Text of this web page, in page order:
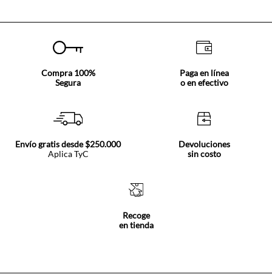
Compra 100%
Segura
Paga en línea
o en efectivo
Envío gratis desde $250.000
Aplica TyC
Devoluciones
sin costo
Recoge
en tienda